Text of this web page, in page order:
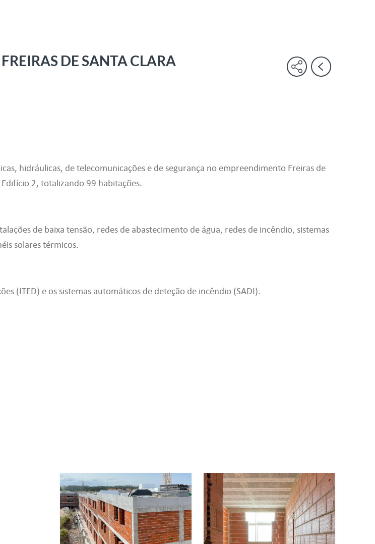
DE SANTA CLARA
hidráulicas, de telecomunicações e de segurança no empreendimento Freiras de
2, totalizando 99 habitações.
de baixa tensão, redes de abastecimento de água, redes de incêndio, sistemas
solares térmicos.
(ITED) e os sistemas automáticos de deteção de incêndio (SADI).